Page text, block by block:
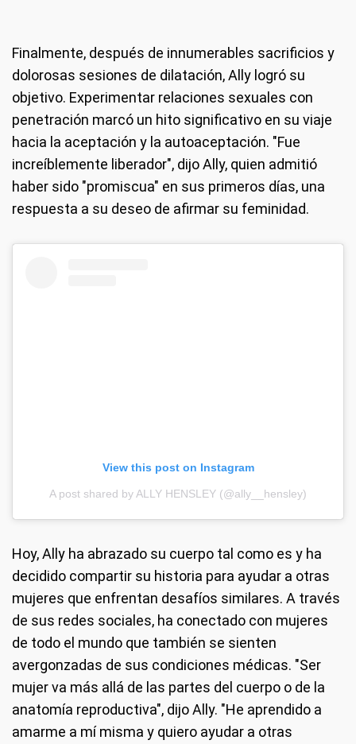
Finalmente, después de innumerables sacrificios y
dolorosas sesiones de dilatación, Ally logró su
objetivo. Experimentar relaciones sexuales con
penetración marcó un hito significativo en su viaje
hacia la aceptación y la autoaceptación. "Fue
increíblemente liberador", dijo Ally, quien admitió
haber sido "promiscua" en sus primeros días, una
respuesta a su deseo de afirmar su feminidad.
View this post on Instagram
A post shared by ALLY HENSLEY (@ally__hensley)
Hoy, Ally ha abrazado su cuerpo tal como es y ha
decidido compartir su historia para ayudar a otras
mujeres que enfrentan desafíos similares. A través
de sus redes sociales, ha conectado con mujeres
de todo el mundo que también se sienten
avergonzadas de sus condiciones médicas. "Ser
mujer va más allá de las partes del cuerpo o de la
anatomía reproductiva", dijo Ally. "He aprendido a
amarme a mí misma y quiero ayudar a otras